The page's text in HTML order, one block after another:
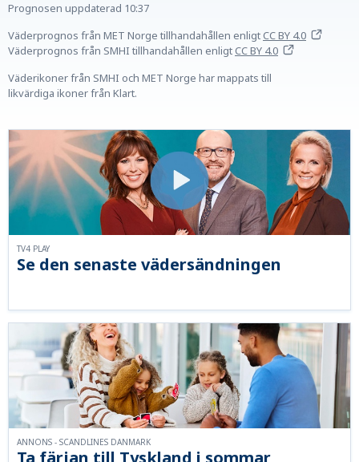
Prognosen uppdaterad 10:37
Väderprognos från MET Norge tillhandahållen enligtCC BY 4.0
Väderprognos från SMHI tillhandahållen enligtCC BY 4.0
Väderikoner från SMHI och MET Norge har mappats till
likvärdiga ikoner från Klart.
Se den senaste vädersändningen
TV4 PLAY
ANNONS - SCANDLINES DANMARK